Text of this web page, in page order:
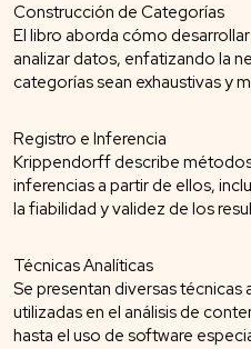
Construcción de Categorías
El libro aborda cómo
analizar datos, enfatizando la
categorías sean exhaustivas y
Registro e Inferencia
Krippendorff describe
inferencias a partir de ellos,
la fiabilidad y validez de los
Técnicas Analíticas
Se presentan diversas técnicas
utilizadas en el análisis de
hasta el uso de software